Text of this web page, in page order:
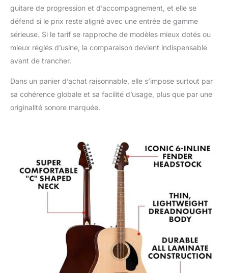
guitare de progression et d’accompagnement, et elle se
défend si le prix reste aligné avec une entrée de gamme
sérieuse. Si le tarif se rapproche de modèles mieux dotés ou
mieux réglés d’usine, la comparaison devient indispensable
avant de trancher.
Dans un panier d’achat raisonnable, elle s’impose surtout par
sa cohérence globale et sa facilité d’usage, plus que par une
originalité sonore marquée.